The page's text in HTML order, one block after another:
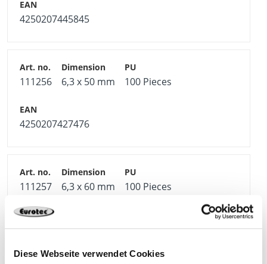
Diese Webseite verwendet Cookies
4250207445845
111256 6,3 x 50 mm 100 Pieces
4250207427476
111257 6,3 x 60 mm 100 Pieces
4250207427483